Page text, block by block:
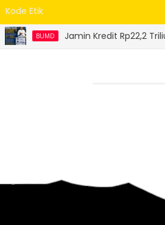
Kode Etik
Jamin Kredit Rp22,2 Triliun untuk 210